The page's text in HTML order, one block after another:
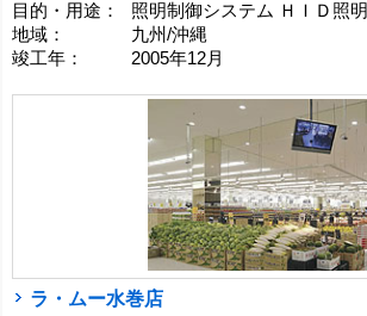
目的・用途：
照明制御システム ＨＩＤ照明
地域：
九州/沖縄
竣工年：
2005年12月
ラ・ムー水巻店